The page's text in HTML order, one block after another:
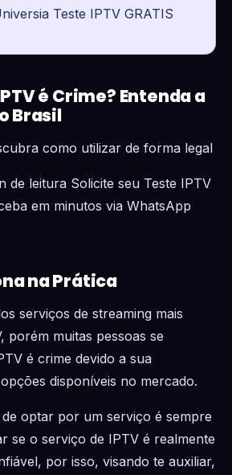
Teste IPTV GRATIS
é Crime? Entenda a
Brasil
como utilizar de forma legal
de leitura Solicite seu Teste IPTV
em minutos via WhatsApp
na Prática
serviços de streaming mais
porém muitas pessoas se
é crime devido a sua
disponíveis no mercado.
optar por um serviço é sempre
se o serviço de IPTV é realmente
por isso, visando te auxiliar,